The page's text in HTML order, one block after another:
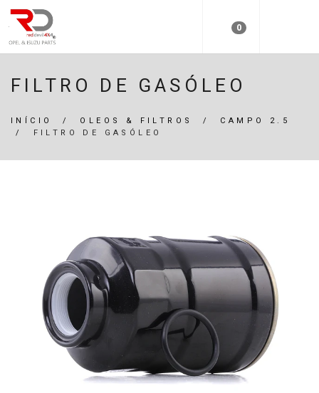
0
FILTRO DE GASÓLEO
INÍCIO / OLEOS & FILTROS / CAMPO 2.5
/
FILTRO DE GASÓLEO